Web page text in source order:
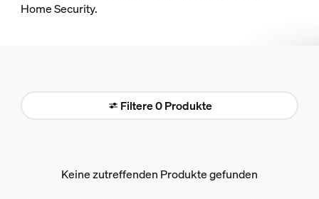
Home Security.
Filtere 0 Produkte
Keine zutreffenden Produkte gefunden